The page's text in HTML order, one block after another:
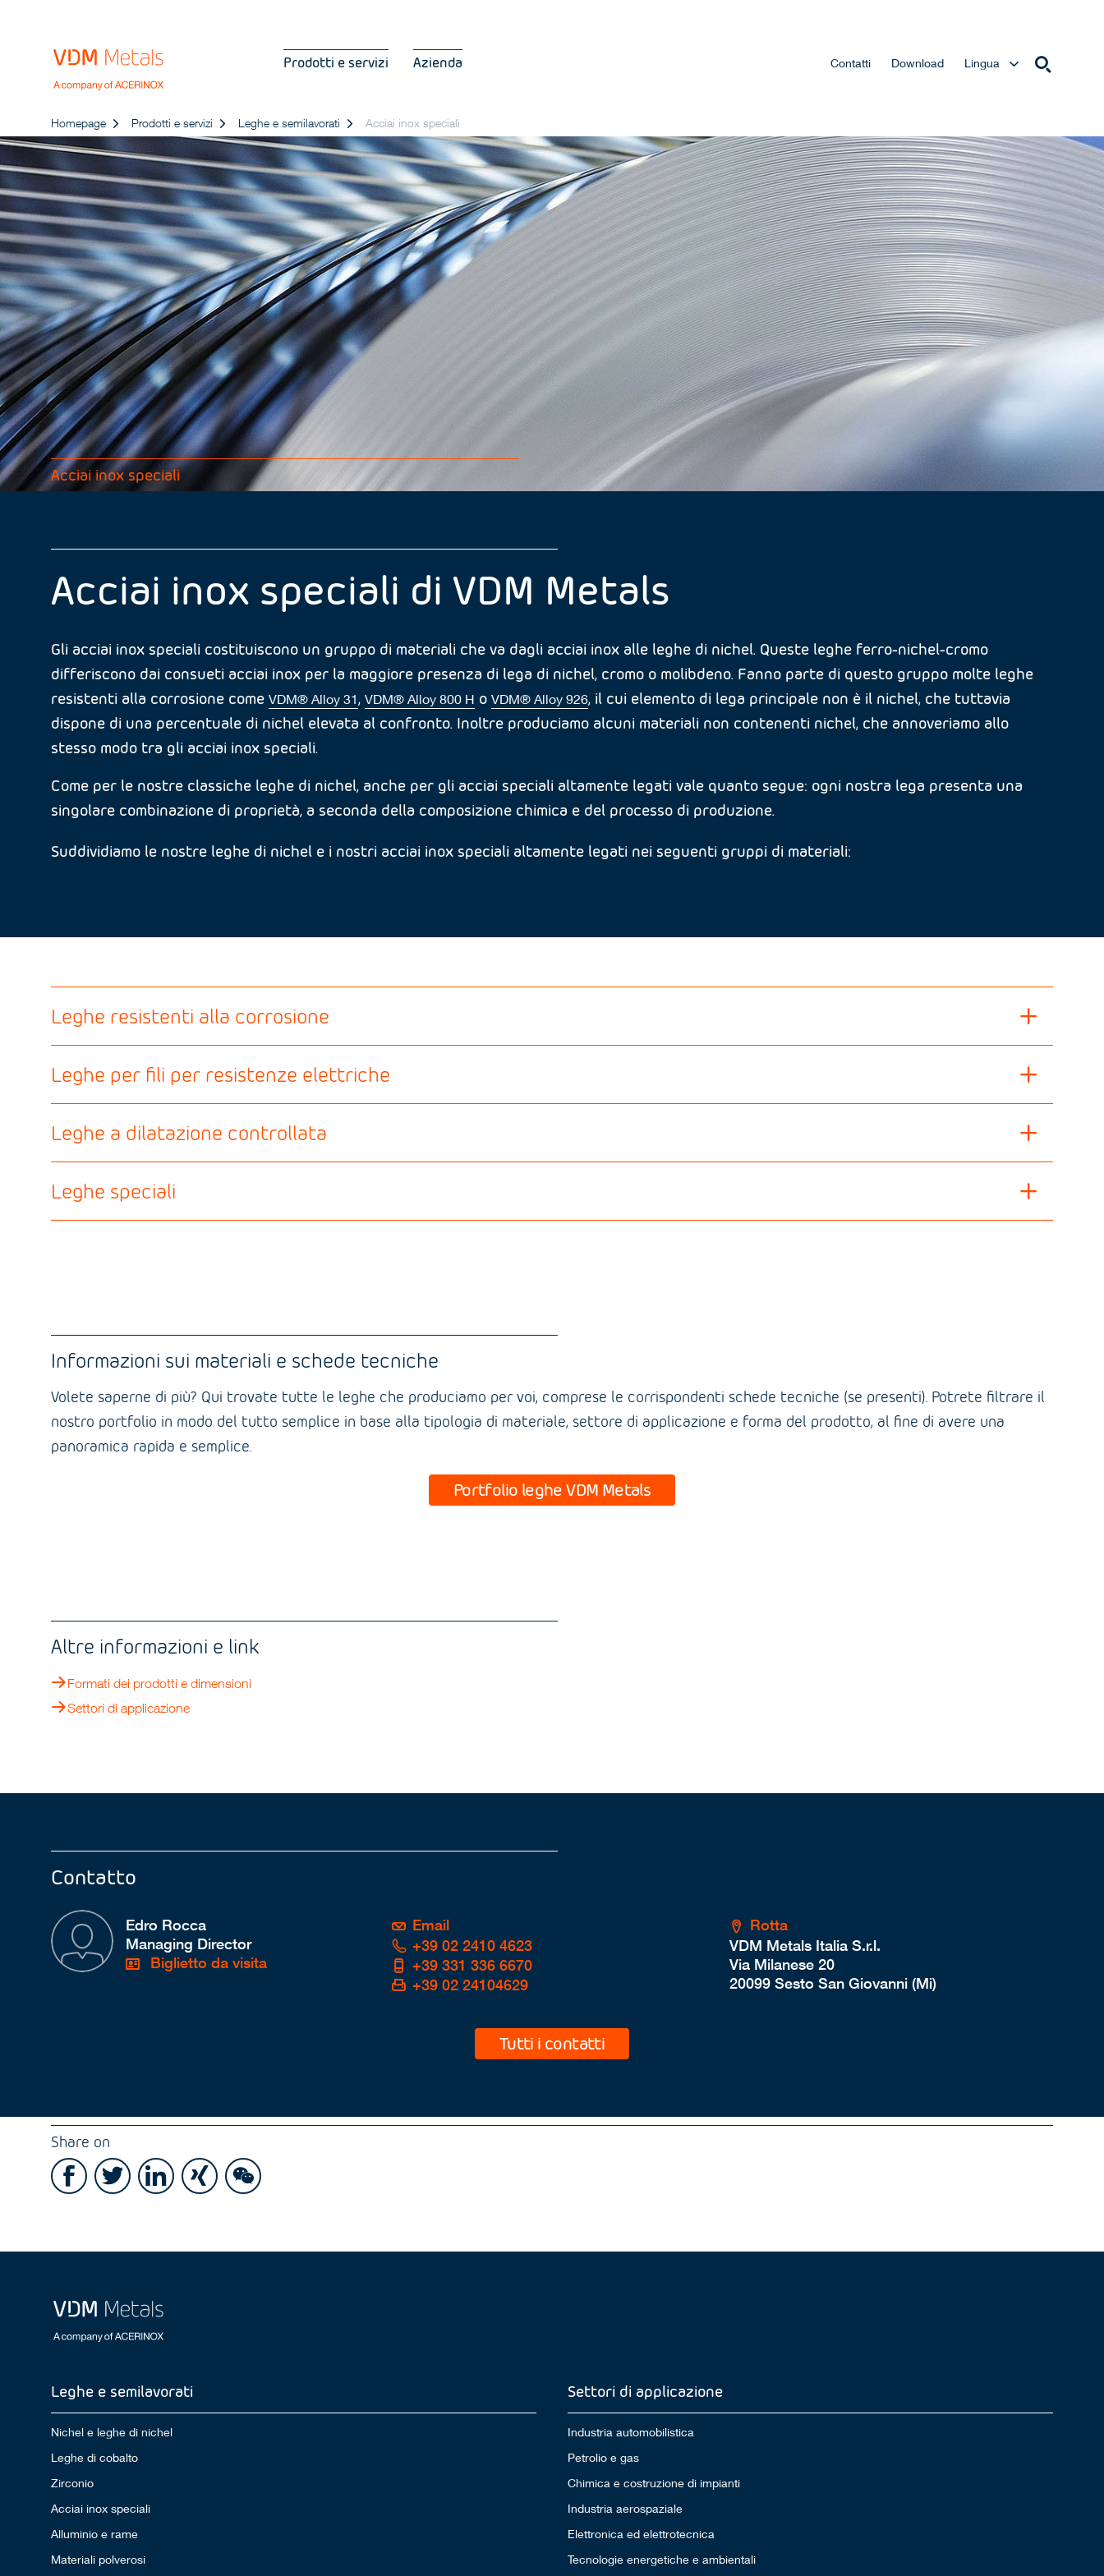
Prodotti e servizi Azienda Contatti Download Lingua
Homepage Prodotti e servizi Leghe e semilavorati Acciai inox speciali
Acciai inox speciali
Acciai inox speciali di VDM Metals
Gli acciai inox speciali costituiscono un gruppo di materiali che va dagli acciai inox alle leghe di nichel. Queste leghe ferro-nichel-cromo
differiscono dai consueti acciai inox per la maggiore presenza di lega di nichel, cromo o molibdeno. Fanno parte di questo gruppo molte leghe
resistenti alla corrosione comeVDM® Alloy 31 ,VDM® Alloy 800 H oVDM® Alloy 926, il cui elemento di lega principale non è il nichel, che tuttavia
dispone di una percentuale di nichel elevata al confronto. Inoltre produciamo alcuni materiali non contenenti nichel, che annoveriamo allo
stesso modo tra gli acciai inox speciali.
Come per le nostre classiche leghe di nichel, anche per gli acciai speciali altamente legati vale quanto segue: ogni nostra lega presenta una
singolare combinazione di proprietà, a seconda della composizione chimica e del processo di produzione.
Suddividiamo le nostre leghe di nichel e i nostri acciai inox speciali altamente legati nei seguenti gruppi di materiali:
Leghe resistenti alla corrosione
Leghe per fili per resistenze elettriche
Leghe a dilatazione controllata
Leghe speciali
Informazioni sui materiali e schede tecniche
Volete saperne di più? Qui trovate tutte le leghe che produciamo per voi, comprese le corrispondenti schede tecniche (se presenti). Potrete filtrare il
nostro portfolio in modo del tutto semplice in base alla tipologia di materiale, settore di applicazione e forma del prodotto, al fine di avere una
panoramica rapida e semplice.
Portfolio leghe VDM Metals
Altre informazioni e link
Formati dei prodotti e dimensioni
Settori di applicazione
Contatto
Edro Rocca
Managing Director
Biglietto da visita
Rotta
VDM Metals Italia S.r.l.
Via Milanese 20
20099 Sesto San Giovanni (Mi)
Email
+39 02 2410 4623
+39 331 336 6670
+39 02 24104629
Tutti i contatti
Share on
Leghe e semilavorati
Nichel e leghe di nichel
Leghe di cobalto
Zirconio
Acciai inox speciali
Alluminio e rame
Materiali polverosi
Settori di applicazione
Industria automobilistica
Petrolio e gas
Chimica e costruzione di impianti
Industria aerospaziale
Elettronica ed elettrotecnica
Tecnologie energetiche e ambientali